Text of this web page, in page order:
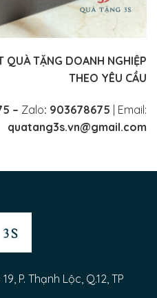
QUÀ TẶNG DOANH NGHIỆP
THEO YÊU CẦU
– Zalo: 903678675 | Email:
quatang3s.vn@gmail.com
P. Thạnh Lộc, Q.12, TP